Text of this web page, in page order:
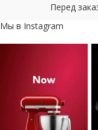
Перед
Мы в Instagram